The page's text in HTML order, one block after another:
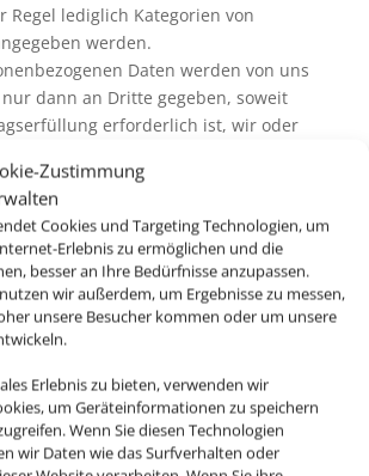
Zustimmung
Cookies und Targeting Technologien, um
Erlebnis zu ermöglichen und die
besser an Ihre Bedürfnisse anzupassen.
wir außerdem, um Ergebnisse zu messen,
unsere Besucher kommen oder um unsere
Erlebnis zu bieten, verwenden wir
um Geräteinformationen zu speichern
Wenn Sie diesen Technologien
wir Daten wie das Surfverhalten oder
Regel lediglich Kategorien von
werden.
Daten werden von uns
dann an Dritte gegeben, soweit
erforderlich ist, wir oder
oder Ihre Einwilligung hierfür
hinaus können Daten an Dritte
soweit wir aufgrund
oder durch
behördliche oder gerichtliche
verpflichtet sein sollten. Zu
Ihre personenbezogenen Daten,
unserer Leistungserbringung,
wie Reiseveranstalter,
Mietwagenanbieter, Hotels,